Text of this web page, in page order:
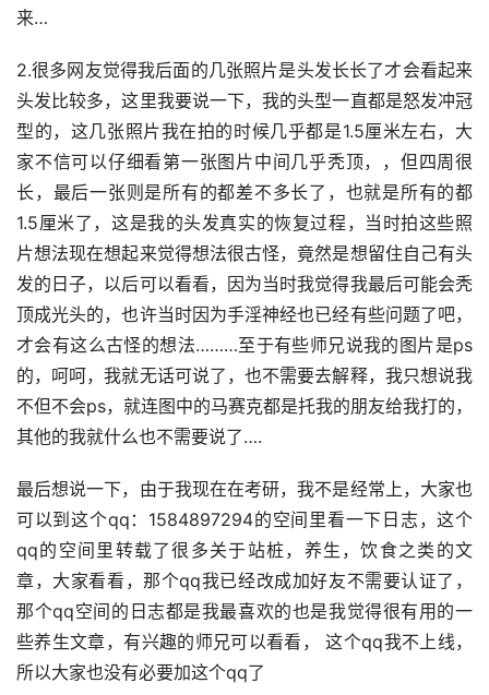
来…
2.很多网友觉得我后面的几张照片是头发长长了才会看起来
头发比较多，这里我要说一下，我的头型一直都是怒发冲冠
型的，这几张照片我在拍的时候几乎都是1.5厘米左右，大
家不信可以仔细看第一张图片中间几乎秃顶，，但四周很
长，最后一张则是所有的都差不多长了，也就是所有的都
1.5厘米了，这是我的头发真实的恢复过程，当时拍这些照
片想法现在想起来觉得想法很古怪，竟然是想留住自己有头
发的日子，以后可以看看，因为当时我觉得我最后可能会秃
顶成光头的，也许当时因为手淫神经也已经有些问题了吧，
才会有这么古怪的想法………至于有些师兄说我的图片是ps
的，呵呵，我就无话可说了，也不需要去解释，我只想说我
不但不会ps，就连图中的马赛克都是托我的朋友给我打的，
其他的我就什么也不需要说了….
最后想说一下，由于我现在在考研，我不是经常上，大家也
可以到这个qq：1584897294的空间里看一下日志，这个
qq的空间里转载了很多关于站桩，养生，饮食之类的文
章，大家看看，那个qq我已经改成加好友不需要认证了，
那个qq空间的日志都是我最喜欢的也是我觉得很有用的一
些养生文章，有兴趣的师兄可以看看， 这个qq我不上线，
所以大家也没有必要加这个qq了